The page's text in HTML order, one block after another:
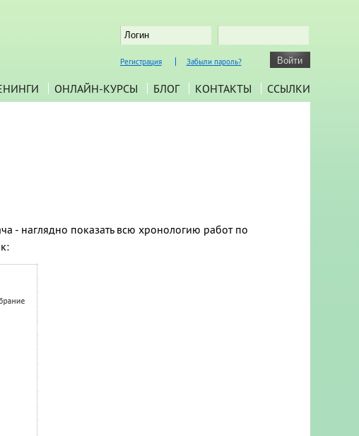
Регистрация Забыли пароль?
ОНЛАЙН-КУРСЫ БЛОГ КОНТАКТЫ ССЫЛКИ
- наглядно показать всю хронологию работ по